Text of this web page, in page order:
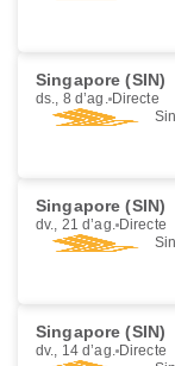
Singapore (SIN)
ds., 8 d’ag. Directe
Singapore (SIN)
dv., 21 d’ag. Directe
Singapore (SIN)
dv., 14 d’ag. Directe